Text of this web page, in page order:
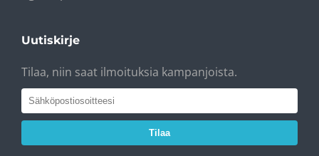
Uutiskirje
Tilaa, niin saat ilmoituksia kampanjoista.
Tilaa